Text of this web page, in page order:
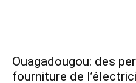
Ouagadougou: des
fourniture de